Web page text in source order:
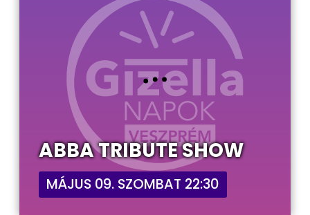
ABBA TRIBUTE SHOW
MÁJUS 09. SZOMBAT 22:30